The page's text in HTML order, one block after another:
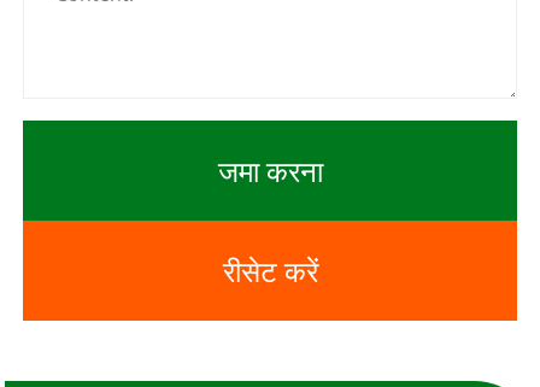
जमा करना
रीसेट करें